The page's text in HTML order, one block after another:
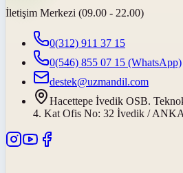
İletişim Merkezi (09.00 - 22.00)
0(312) 911 37 15
0(546) 855 07 15 (WhatsApp)
destek@uzmandil.com
Hacettepe İvedik OSB.
4. Kat Ofis No: 32 İvedik /